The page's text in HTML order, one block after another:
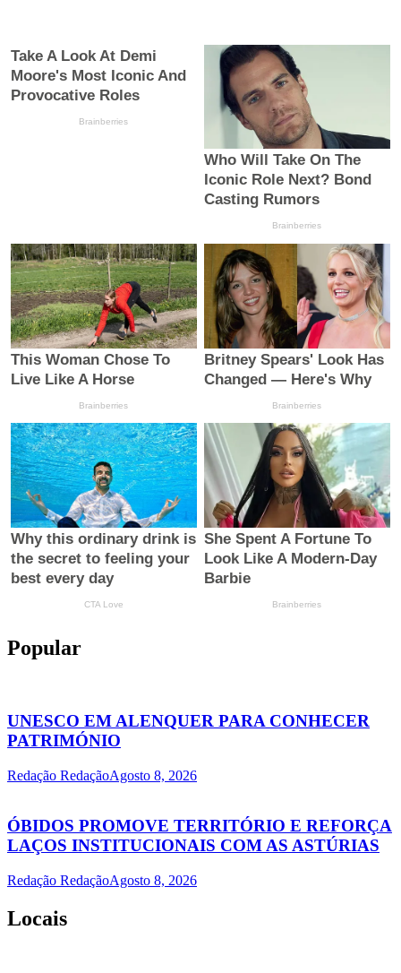
Popular
UNESCO EM ALENQUER PARA CONHECER
PATRIMÓNIO
Redação RedaçãoAgosto 8, 2026
ÓBIDOS PROMOVE TERRITÓRIO E REFORÇA
LAÇOS INSTITUCIONAIS COM AS ASTÚRIAS
Redação RedaçãoAgosto 8, 2026
Locais